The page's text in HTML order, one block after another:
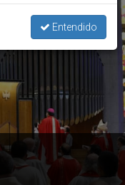
Entendido